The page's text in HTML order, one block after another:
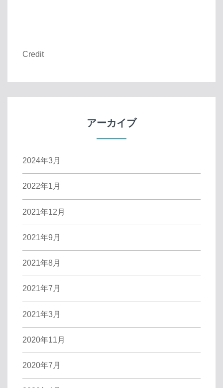
Credit
アーカイブ
2024年3月
2022年1月
2021年12月
2021年9月
2021年8月
2021年7月
2021年3月
2020年11月
2020年7月